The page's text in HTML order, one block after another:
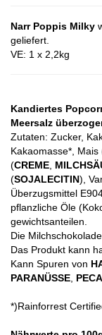
Narr Poppis Milky
geliefert.
VE: 1 x 2,2kg
Kandiertes
Meersalz
Zutaten: Zucker,
Kakaomasse*, Mais
(CREME
(SOJALECITIN),
Überzugsmittel
pflanzliche Öle
gewichtsanteilen.
Die
Das Produkt kann
Kann Spuren von
PARANÜSSE
*)Rainforrest